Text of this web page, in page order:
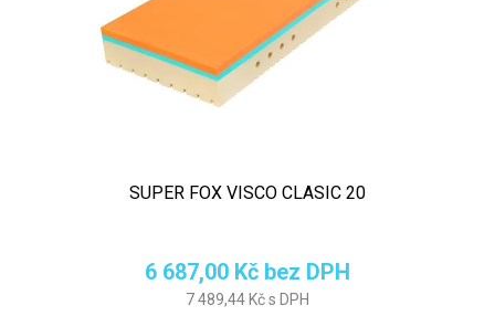
SUPER FOX VISCO CLASIC 20
6 687,00 Kč bez DPH
7 489,44 Kč s DPH